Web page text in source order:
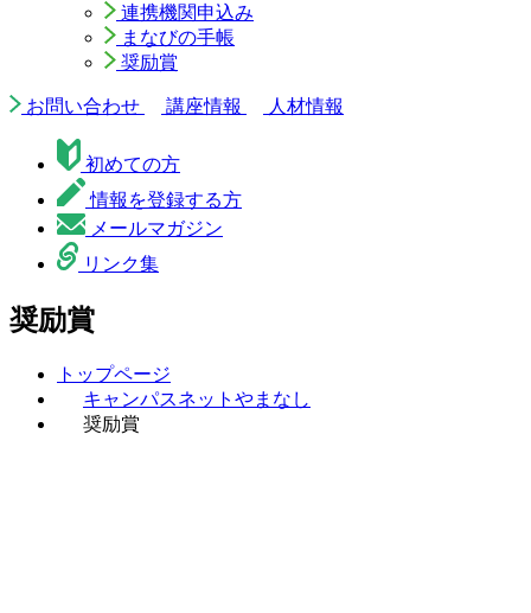
連携機関申込み
まなびの手帳
奨励賞
お問い合わせ 講座情報 人材情報
初めての方
情報を登録する方
メールマガジン
リンク集
奨励賞
トップページ
キャンパスネットやまなし
奨励賞